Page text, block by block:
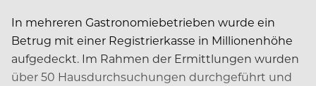
In mehreren Gastronomiebetrieben wurde ein
Betrug mit einer Registrierkasse in Millionenhöhe
aufgedeckt. Im Rahmen der Ermittlungen wurden
über 50 Hausdurchsuchungen durchgeführt und